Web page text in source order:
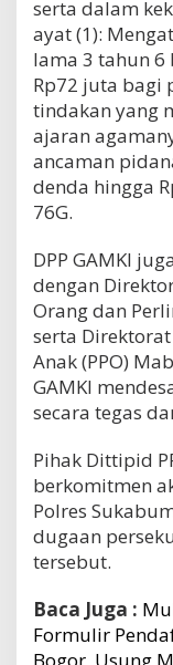
serta dalam
ayat (1):
lama 3 tahun
Rp72 juta bagi
tindakan yang
ajaran
ancaman
denda hingga
76G.
DPP GAMKI
dengan
Orang dan
serta
Anak (PPO)
GAMKI
secara tegas
Pihak Dittipid
berkomitmen
Polres
dugaan
tersebut.
Baca Juga :
Formulir